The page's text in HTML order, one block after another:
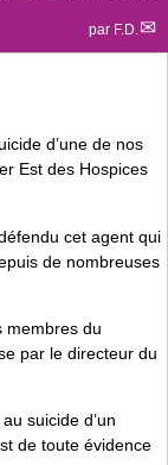
par F.D.
d’une de nos
Est des Hospices
cet agent qui
de nombreuses
membres du
par le directeur du
suicide d’un
de toute évidence